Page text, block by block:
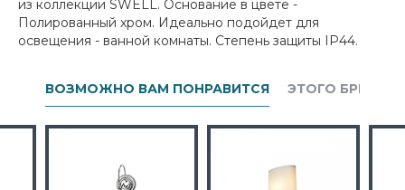
из коллекции SWELL. Основание в цвете -
Полированный хром. Идеально подойдет для
освещения - ванной комнаты. Степень защиты IP44.
ВОЗМОЖНО ВАМ ПОНРАВИТСЯ ЭТОГО БРЕНДА